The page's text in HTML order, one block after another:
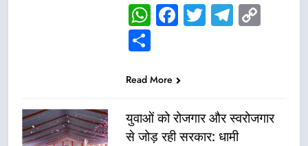
WhatsApp
Facebook
Twitter
Share
Read More
युवाओं को रोजगार और स्वरोजगार
से जोड़ रही सरकार: धामी